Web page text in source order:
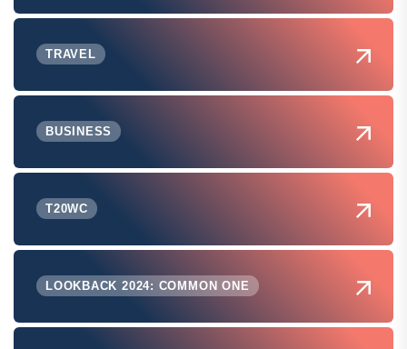
TRAVEL
BUSINESS
T20WC
LOOKBACK 2024: COMMON ONE